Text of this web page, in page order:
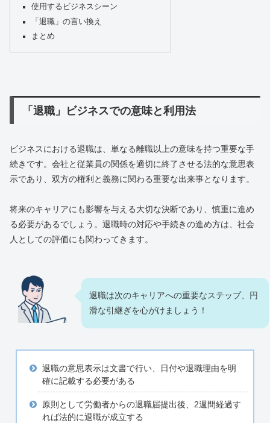
使用するビジネスシーン
「退職」の言い換え
まとめ
「退職」ビジネスでの意味と利用法
ビジネスにおける退職は、単なる離職以上の意味を持つ重要な手
続きです。会社と従業員の関係を適切に終了させる法的な意思表
示であり、双方の権利と義務に関わる重要な出来事となります。
将来のキャリアにも影響を与える大切な決断であり、慎重に進め
る必要があるでしょう。退職時の対応や手続きの進め方は、社会
人としての評価にも関わってきます。
退職は次のキャリアへの重要なステップ、円
滑な引継ぎを心がけましょう！
退職の意思表示は文書で行い、日付や退職理由を明
確に記載する必要がある
原則として労働者からの退職届提出後、2週間経過す
れば法的に退職が成立する